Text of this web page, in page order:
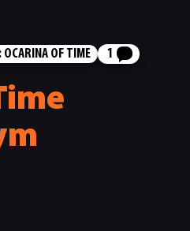
OCARINA OF TIME 1